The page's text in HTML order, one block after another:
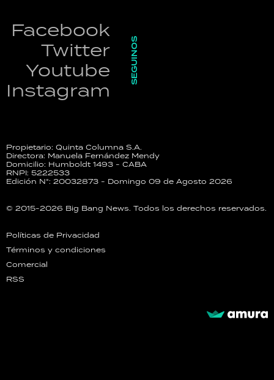
Facebook
Twitter
Youtube
Instagram
SEGUINOS
Propietario: Quinta Columna S.A.
Directora: Manuela Fernández Mendy
Domicilio: Humboldt 1493 - CABA
RNPI: 5222533
Edición N°: 20032873 - Domingo 09 de Agosto 2026
© 2015-2026 Big Bang News. Todos los derechos reservados.
Políticas de Privacidad
Términos y condiciones
Comercial
RSS